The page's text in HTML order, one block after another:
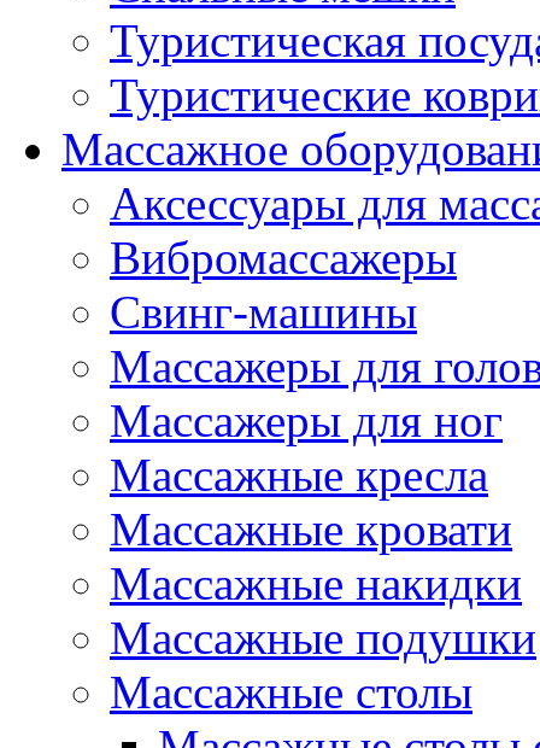
Туристическая
Туристические
Массажное
Аксессуары для
Вибромассажеры
Свинг-машины
Массажеры для
Массажеры для ног
Массажные кресла
Массажные кровати
Массажные накидки
Массажные подушки
Массажные столы